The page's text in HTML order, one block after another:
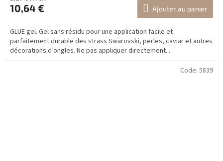
10,64 € Ajouter au panier
GLUE gel. Gel sans résidu pour une application facile et
parfaitement durable des strass Swarovski, perles, caviar et autres
décorations d’ongles. Ne pas appliquer directement...
Code: 5839